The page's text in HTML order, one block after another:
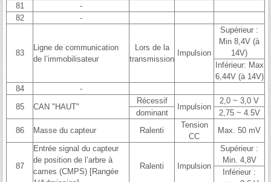
81
-
82
-
83
Ligne de communication
de l’immobilisateur
Lors de la
transmission
Impulsion
Supérieur :
Min 8,4V (à
14V)
Inférieur: Max
6,44V (à 14V)
84
-
85
CAN "HAUT"
Récessif
Impulsion
2,0 ~ 3,0 V
dominant
2,75 ~ 4.5V
86
Masse du capteur Ralenti
Tension
CC
Max. 50 mV
87
Entrée signal du capteur
de position de l’arbre à
cames (CMPS) [Rangée
Ralenti Impulsion
Supérieur :
Min. 4,8V
Inférieur :